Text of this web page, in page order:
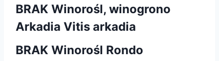
BRAK Winorośl, winogrono
Arkadia Vitis arkadia
BRAK Winorośl Rondo